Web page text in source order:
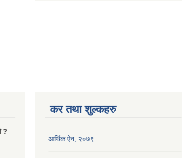
?
कर तथा शुल्कहरु
आर्थिक ऐन, २०७९